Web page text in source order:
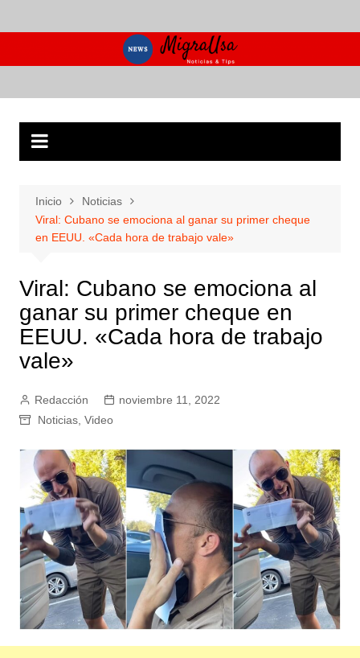
al
Inicio
Noticias
Viral: Cubano se emociona al ganar su primer cheque
en EEUU. «Cada hora de trabajo vale»
Viral: Cubano se emociona al
ganar su primer cheque en
EEUU. «Cada hora de trabajo
vale»
Redacción
noviembre 11, 2022
Noticias, Video